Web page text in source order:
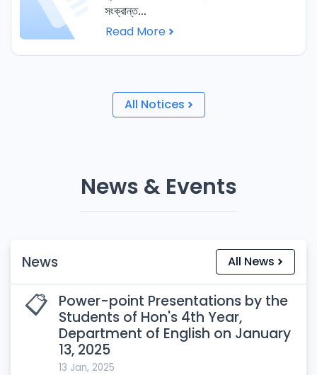
সংক্রান্ত...
Read More
All Notices
News & Events
News All News
📋️
Power-point Presentations by the
Students of Hon's 4th Year,
Department of English on January
13, 2025
13 Jan, 2025